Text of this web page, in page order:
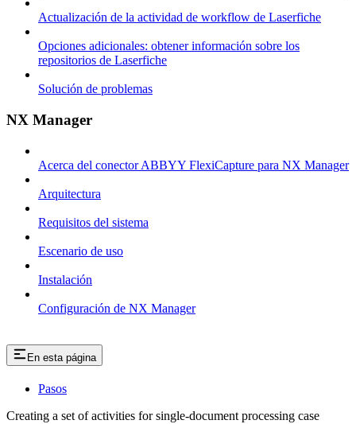
Actualización de la actividad de workflow de Laserfiche
Opciones adicionales: obtener información sobre los
repositorios de Laserfiche
Solución de problemas
NX Manager
Acerca del conector ABBYY FlexiCapture para NX Manager
Arquitectura
Requisitos del sistema
Escenario de uso
Instalación
Configuración de NX Manager
En esta página
Pasos
Creating a set of activities for single-document processing case